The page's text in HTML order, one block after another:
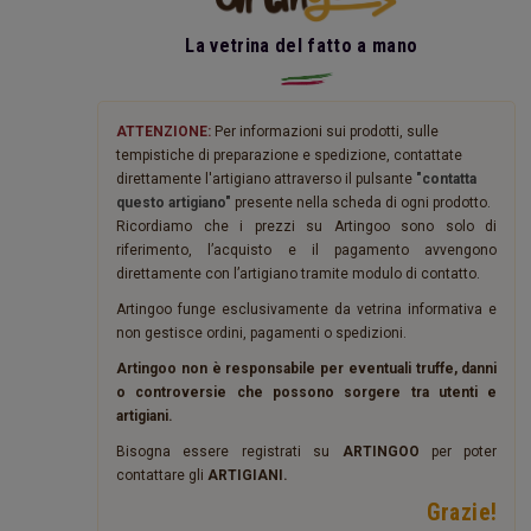
La vetrina del fatto a mano
ATTENZIONE: Per informazioni sui prodotti, sulle
tempistiche di preparazione e spedizione, contattate
direttamente l'artigiano attraverso il pulsante "contatta
questo artigiano" presente nella scheda di ogni prodotto.
Ricordiamo che i prezzi su Artingoo sono solo di
riferimento, l’acquisto e il pagamento avvengono
direttamente con l’artigiano tramite modulo di contatto.
Artingoo funge esclusivamente da vetrina informativa e
non gestisce ordini, pagamenti o spedizioni.
Artingoo non è responsabile per eventuali truffe, danni
o controversie che possono sorgere tra utenti e
artigiani.
Bisogna essere registrati su ARTINGOO per poter
contattare gli ARTIGIANI.
Grazie!